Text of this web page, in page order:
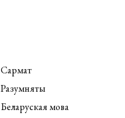
Сармат
Разумняты
Беларуская мова